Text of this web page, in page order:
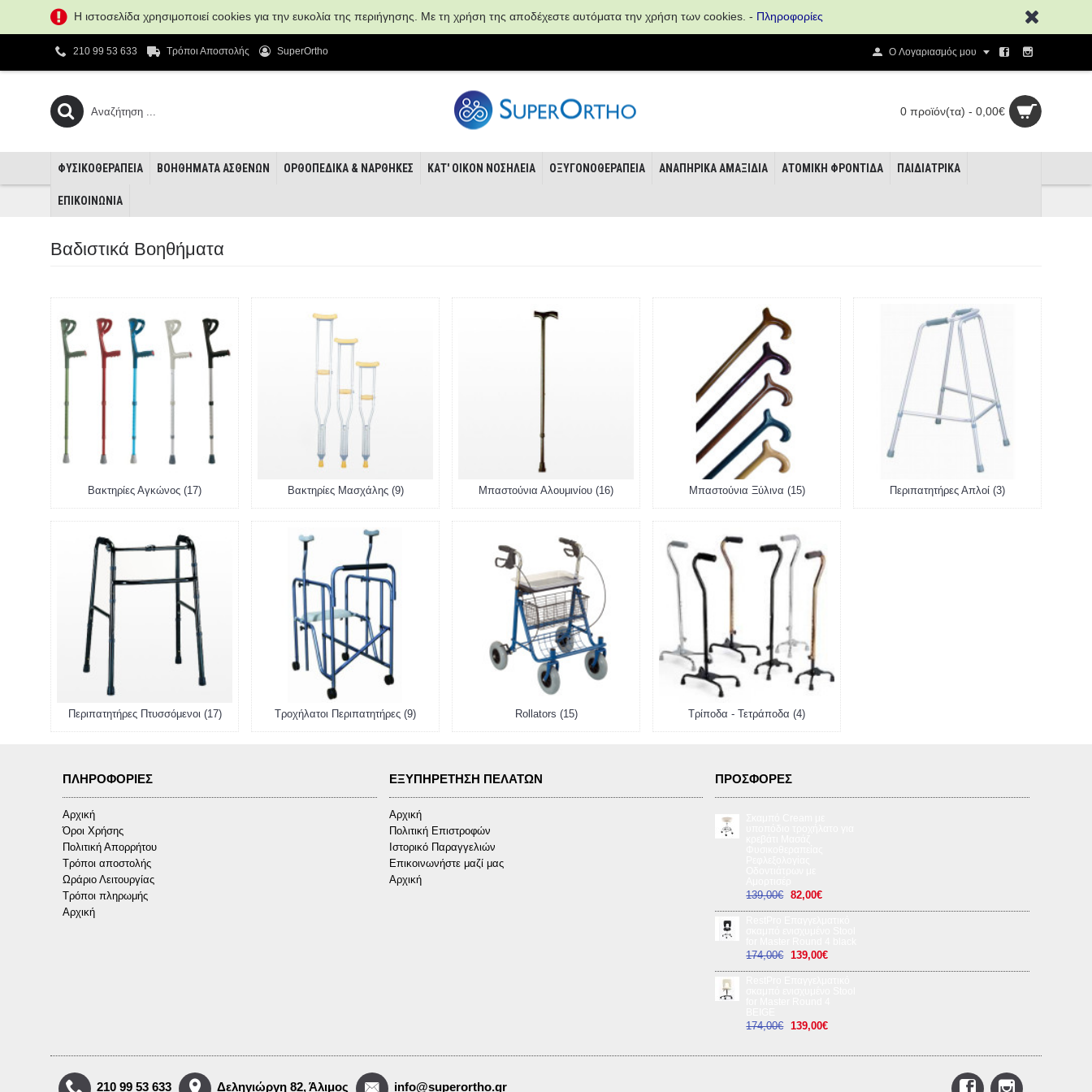
Η ιστοσελίδα χρησιμοποιεί cookies για την ευκολία της περιήγησης. Με τη χρήση της αποδέχεστε αυτόματα την χρήση των cookies. - Πληροφορίες
210 99 53 633 Τρόποι Αποστολής SuperOrtho O Λογαριασμός μου
0 προϊόν(τα) - 0,00€
ΦΥΣΙΚΟΘΕΡΑΠΕΊΑ ΒΟΗΘΉΜΑΤΑ ΑΣΘΕΝΏΝ ΟΡΘΟΠΕΔΙΚΆ & ΝΆΡΘΗΚΕΣ ΚΑΤ' ΟΊΚΟΝ ΝΟΣΗΛΕΊΑ ΟΞΥΓΟΝΟΘΕΡΑΠΕΊΑ ΑΝΑΠΗΡΙΚΆ ΑΜΑΞΊΔΙΑ ΑΤΟΜΙΚΉ ΦΡΟΝΤΊΔΑ ΠΑΙΔΙΑΤΡΙΚΆ
ΕΠΙΚΟΙΝΩΝΊΑ
Βαδιστικά Βοηθήματα
Βακτηρίες Αγκώνος (17) Βακτηρίες Μασχάλης (9) Μπαστούνια Αλουμινίου (16) Μπαστούνια Ξύλινα (15) Περιπατητήρες Απλοί (3)
Περιπατητήρες Πτυσσόμενοι (17) Τροχήλατοι Περιπατητήρες (9) Rollators (15) Τρίποδα - Τετράποδα (4)
ΠΛΗΡΟΦΟΡΊΕΣ
Αρχική
Όροι Χρήσης
Πολιτική Απορρήτου
Τρόποι αποστολής
Ωράριο Λειτουργίας
Τρόποι πληρωμής
Αρχική
ΕΞΥΠΗΡΈΤΗΣΗ ΠΕΛΑΤΏΝ
Αρχική
Πολιτική Επιστροφών
Ιστορικό Παραγγελιών
Επικοινωνήστε μαζί μας
Αρχική
ΠΡΟΣΦΟΡΈΣ
139,00€ 82,00€
174,00€ 139,00€
174,00€ 139,00€
210 99 53 633 Δεληγιώργη 82, Άλιμος info@superortho.gr